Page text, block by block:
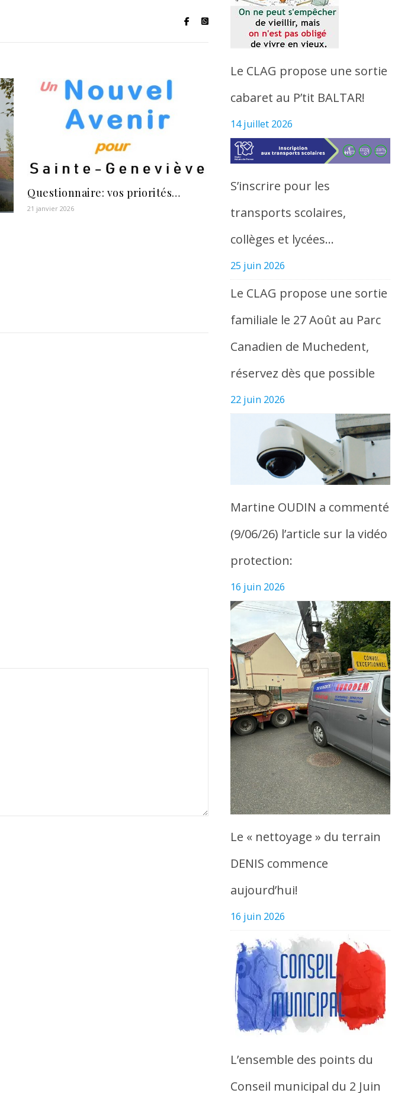
Questionnaire: vos priorités…
21 janvier 2026
Le CLAG propose une sortie
cabaret au P’tit BALTAR!
14 juillet 2026
S’inscrire pour les
transports scolaires,
collèges et lycées…
25 juin 2026
Le CLAG propose une sortie
familiale le 27 Août au Parc
Canadien de Muchedent,
réservez dès que possible
22 juin 2026
Martine OUDIN a commenté
(9/06/26) l’article sur la vidéo
protection:
16 juin 2026
Le « nettoyage » du terrain
DENIS commence
aujourd’hui!
16 juin 2026
L’ensemble des points du
Conseil municipal du 2 Juin